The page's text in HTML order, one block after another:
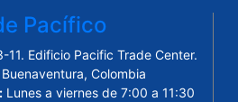
Pacífico
11. Edificio Pacific Trade Center.
Colombia
Lunes a viernes de 7:00 a 11:30